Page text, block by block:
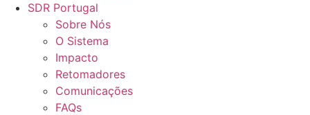
SDR Portugal
Sobre Nós
O Sistema
Impacto
Retomadores
Comunicações
FAQs